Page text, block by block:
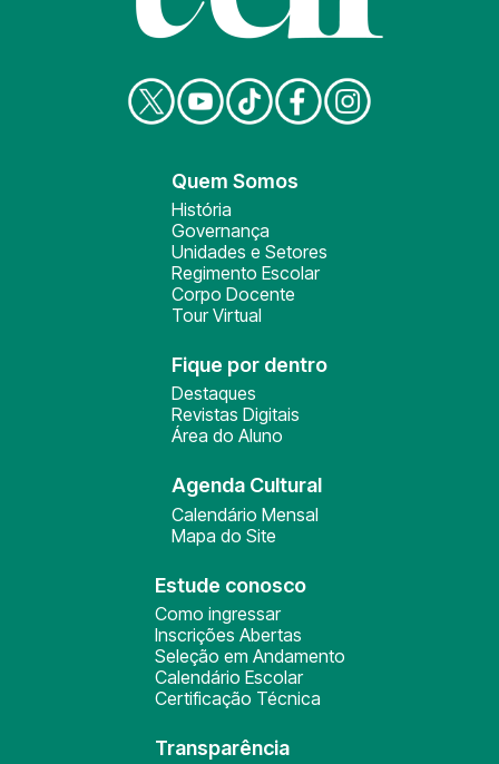
Quem Somos
História
Governança
Unidades e Setores
Regimento Escolar
Corpo Docente
Tour Virtual
Fique por dentro
Destaques
Revistas Digitais
Área do Aluno
Agenda Cultural
Calendário Mensal
Mapa do Site
Estude conosco
Como ingressar
Inscrições Abertas
Seleção em Andamento
Calendário Escolar
Certificação Técnica
Transparência